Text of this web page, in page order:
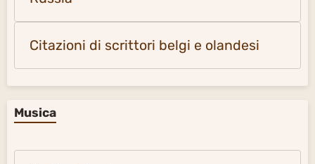
Citazioni di scrittori belgi e olandesi
Musica